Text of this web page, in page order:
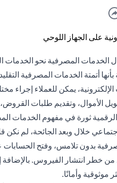
الخدمات المصرفية نحو الخدمات
أتمتة الخدمات المصرفية
يمكن للعملاء
الأموال، وتقديم طلبات
ثورة في مفهوم الخدمات
خلال وبعد الجائحة، لم
بدون تلامس، وفتح الحسابات
خطر انتشار الفيروس.
موثوقية وأمانًا.